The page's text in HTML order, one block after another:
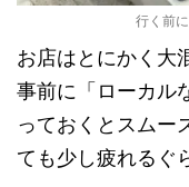
行く前
お店はとにかく大
事前に「ローカル
っておくとスムー
ても少し疲れるぐ